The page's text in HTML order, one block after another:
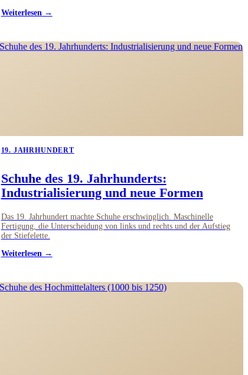
Weiterlesen →
19. JAHRHUNDERT
Schuhe des 19. Jahrhunderts:
Industrialisierung und neue Formen
Das 19. Jahrhundert machte Schuhe erschwinglich. Maschinelle
Fertigung, die Unterscheidung von links und rechts und der Aufstieg
der Stiefelette.
Weiterlesen →